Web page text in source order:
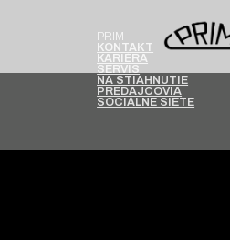
PRIM
KONTAKT
KARIÉRA
SERVIS
NA STIAHNUTIE
PREDAJCOVIA
SOCIÁLNE SIETE